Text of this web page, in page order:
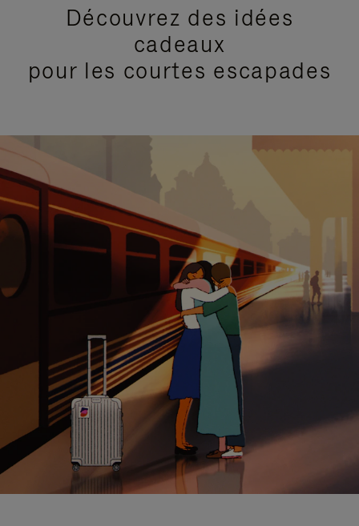
Découvrez des idées
cadeaux
pour les courtes escapades